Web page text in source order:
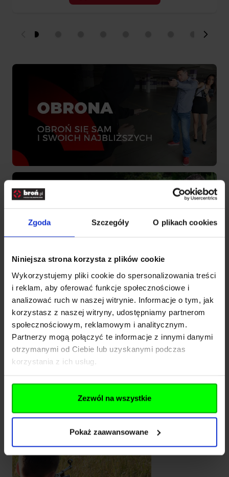
Zgoda Szczegóły O plikach cookies
Niniejsza strona korzysta z plików cookie
Wykorzystujemy pliki cookie do spersonalizowania treści
i reklam, aby oferować funkcje społecznościowe i
analizować ruch w naszej witrynie. Informacje o tym, jak
korzystasz z naszej witryny, udostępniamy partnerom
społecznościowym, reklamowym i analitycznym.
Partnerzy mogą połączyć te informacje z innymi danymi
otrzymanymi od Ciebie lub uzyskanymi podczas
korzystania z ich usług.
Zezwól na wszystkie
Pokaż zaawansowane
Producenci
Blog